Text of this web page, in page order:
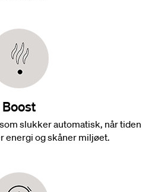
Boost
slukker automatisk, når tiden
energi og skåner miljøet.